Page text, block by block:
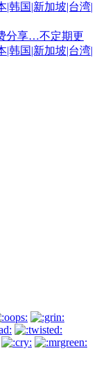
韩国|新加坡|台湾|
分享…不定期更
韩国|新加坡|台湾|